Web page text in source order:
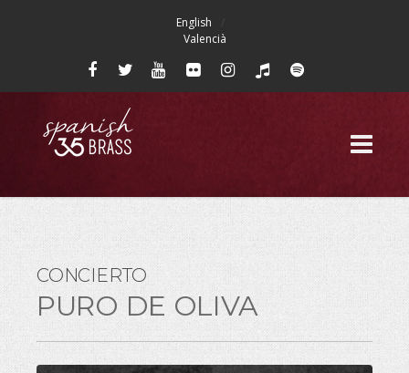
English
Valencià
CONCIERTO
PURO DE OLIVA